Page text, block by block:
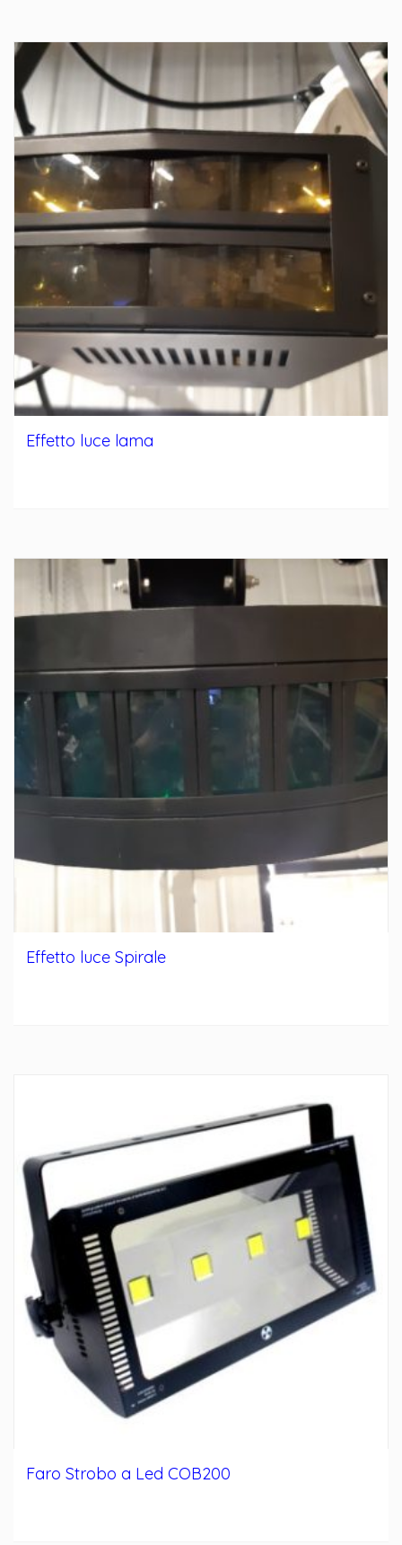
Effetto luce lama
Effetto luce Spirale
Faro Strobo a Led COB200